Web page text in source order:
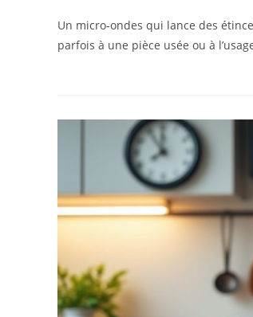
Un micro‑ondes qui lance des
parfois à une pièce usée ou à